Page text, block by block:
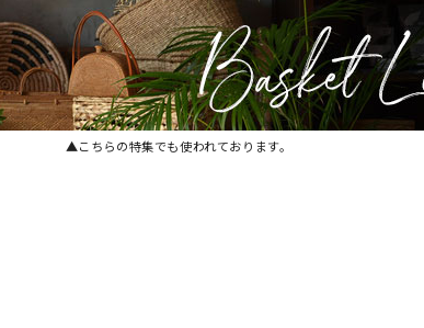
▲こちらの特集でも使われております。